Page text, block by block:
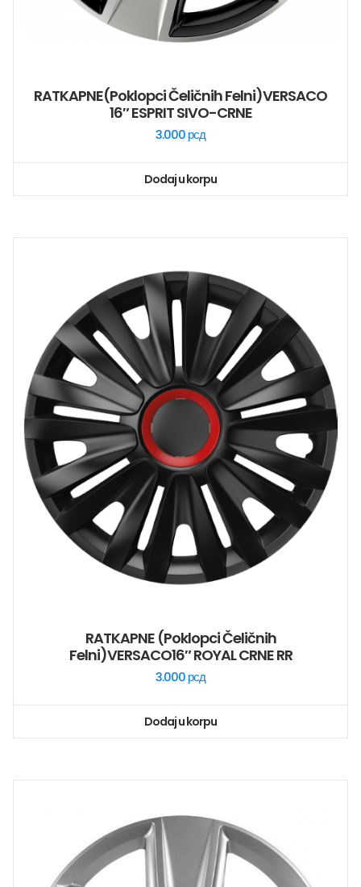
RATKAPNE(poklopci Čeličnih Felni)VERSACO
16″ ESPRIT SIVO-CRNE
3.000 рсд
Dodaj u korpu
RATKAPNE (poklopci Čeličnih
Felni)VERSACO16″ ROYAL CRNE RR
3.000 рсд
Dodaj u korpu